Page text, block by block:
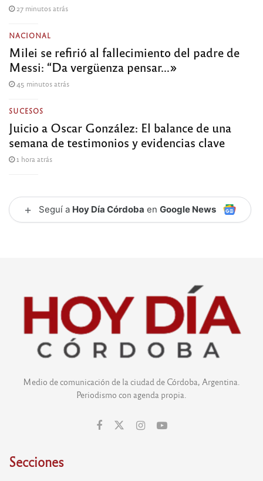
27 minutos atrás
NACIONAL
Milei se refirió al fallecimiento del padre de
Messi: “Da vergüenza pensar…»
45 minutos atrás
SUCESOS
Juicio a Oscar González: El balance de una
semana de testimonios y evidencias clave
1 hora atrás
+ Seguí a Hoy Día Córdoba en Google News
Medio de comunicación de la ciudad de Córdoba, Argentina.
Periodismo con agenda propia.
Secciones